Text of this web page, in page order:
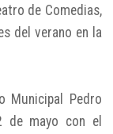
de Comedias,
del verano en la
Municipal Pedro
de mayo con el